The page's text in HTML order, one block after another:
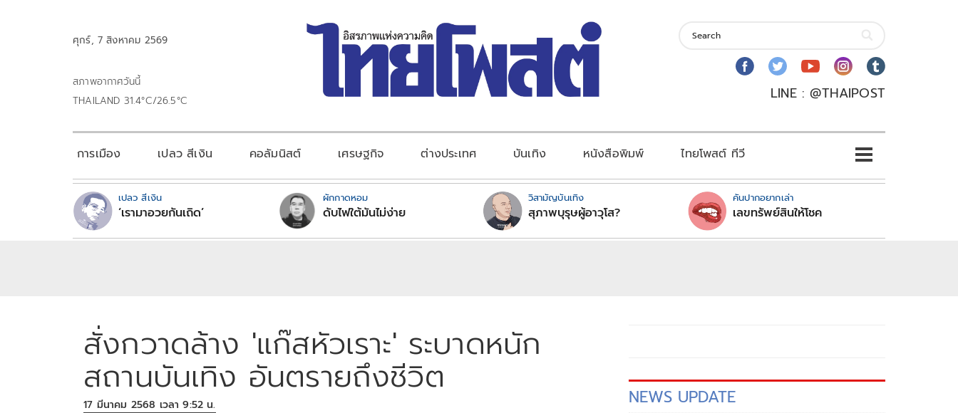
ศุกร์, 7 สิงหาคม 2569
สภาพอากาศวันนี้
THAILAND 31.4°C/26.5°C
LINE : @THAIPOST
การเมือง เปลว สีเงิน คอลัมนิสต์ เศรษฐกิจ ต่างประเทศ บันเทิง หนังสือพิมพ์ ไทยโพสต์ ทีวี
เปลว สีเงิน
‘เรามาอวยกันเถิด’
ผักกาดหอม
ดับไฟใต้มันไม่ง่าย
วิสามัญบันเทิง
สุภาพบุรุษผู้อาวุโส?
คันปากอยากเล่า
เลขทรัพย์สินให้โชค
สั่งกวาดล้าง 'แก๊สหัวเราะ' ระบาดหนัก
สถานบันเทิง อันตรายถึงชีวิต
17 มีนาคม 2568 เวลา 9:52 น. NEWS UPDATE